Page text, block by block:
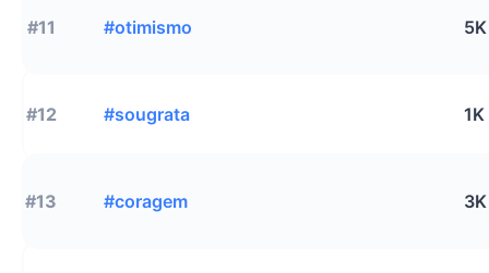
#11 #otimismo 5K
#12 #sougrata 1K
#13 #coragem 3K